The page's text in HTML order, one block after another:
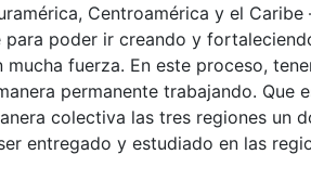
Centroamérica y el
para poder ir creando y
mucha fuerza. En este proceso,
permanente trabajando. Que
colectiva las tres regiones un
entregado y estudiado en las